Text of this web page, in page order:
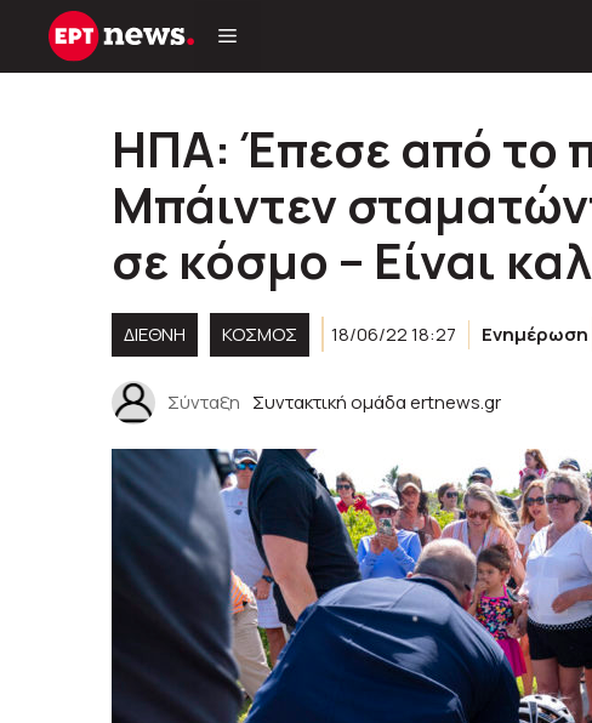
Μετάβαση
ΗΠΑ: Έπεσε από το
Μπάιντεν
σε κόσμο – Είναι
ΔΙΕΘΝΗ ΚΌΣΜΟΣ 18/06/22 18:27 Ενημέρωση
Σύνταξη Συντακτική ομάδα ertnews.gr